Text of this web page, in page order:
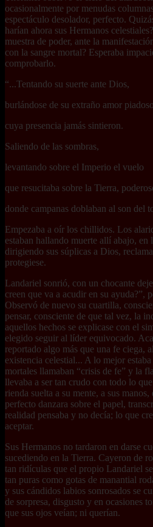
ocasionalmente por menudas
espectáculo desolador, perfecto.
harían ahora sus Hermanos
muestra de poder, ante la
con la sangre mortal? Esperaba
comprobarlo.
“...Tentando su suerte ante Dios,
burlándose de su extraño amor piadoso
cuya presencia jamás sintieron.
Saliendo de las sombras,
levantando sobre el Imperio el vuelo
que resucitaba sobre la Tierra,
donde campanas doblaban al son del
Empezaba a oír los chillidos. Los
estaban hallando muerte allí abajo,
dirigiendo sus súplicas a Dios,
protegiese.
Landariel sonrió, con un chocante
creen que va a acudir en su ayuda?”,
Observó de nuevo su cuartilla,
pensar, consciente de que tal vez, la
aquellos hechos se explicase con el
elegido seguir al líder equivocado.
reportado algo más que una fe ciega,
existencia celestial... A lo mejor
mortales llamaban “crisis de fe” y la
llevaba a ser tan crudo con todo lo
rienda suelta a su mente, a sus
perfecto danzara sobre el papel,
realidad pensaba y no decía; lo que
aceptar.
Sus Hermanos no tardaron en darse
sucediendo en la Tierra. Cayeron de
tan ridículas que el propio Landariel
tan puras como gotas de manantial
y sus cándidos labios sonrosados se
de sorpresa, disgusto y en ocasiones
que sus ojos veían; ni querían.